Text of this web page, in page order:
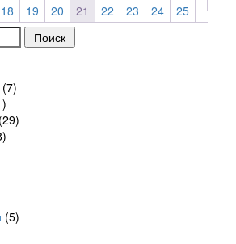
18 19 20 21 22 23 24
25
(7)
(29)
(5)